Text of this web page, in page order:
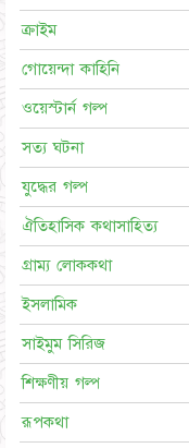
ক্রাইম
গোয়েন্দা কাহিনি
ওয়েস্টার্ন গল্প
সত্য ঘটনা
যুদ্ধের গল্প
ঐতিহাসিক কথাসাহিত্য
গ্রাম্য লোককথা
ইসলামিক
সাইমুম সিরিজ
শিক্ষণীয় গল্প
রূপকথা